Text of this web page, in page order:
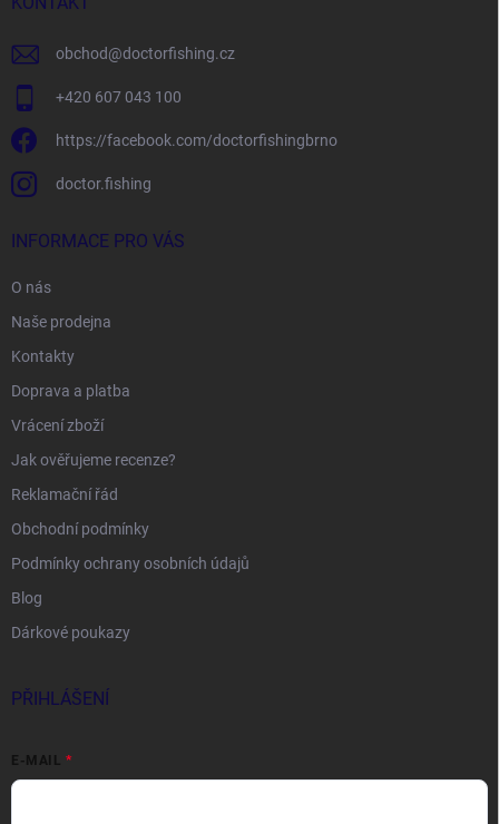
obchod@doctorfishing.cz
+420 607 043 100
https://facebook.com/doctorfishingbrno
doctor.fishing
INFORMACE PRO VÁS
O nás
Naše prodejna
Kontakty
Doprava a platba
Vrácení zboží
Jak ověřujeme recenze?
Reklamační řád
Obchodní podmínky
Podmínky ochrany osobních údajů
Blog
Dárkové poukazy
PŘIHLÁŠENÍ
E-MAIL